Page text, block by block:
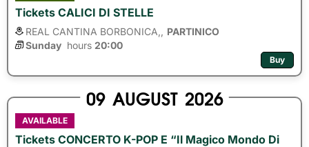
Tickets CALICI DI STELLE
REAL CANTINA BORBONICA,,
PARTINICO
Sunday hours 20:00
Buy
09 AUGUST 2026
AVAILABLE
Tickets CONCERTO K-POP E “Il Magico Mondo Di